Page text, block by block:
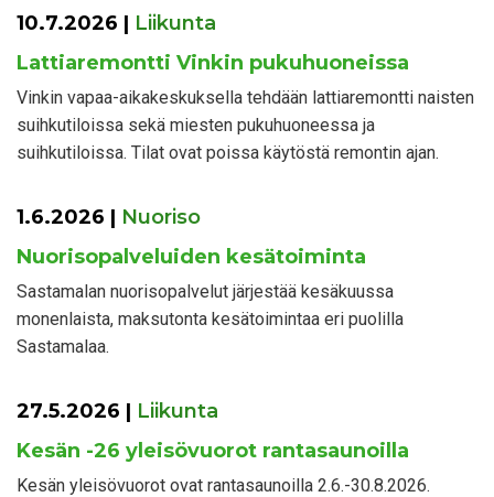
10.7.2026 | Liikunta
Lattiaremontti Vinkin pukuhuoneissa
Vinkin vapaa-aikakeskuksella tehdään lattiaremontti naisten
suihkutiloissa sekä miesten pukuhuoneessa ja
suihkutiloissa. Tilat ovat poissa käytöstä remontin ajan.
1.6.2026 | Nuoriso
Nuorisopalveluiden kesätoiminta
Sastamalan nuorisopalvelut järjestää kesäkuussa
monenlaista, maksutonta kesätoimintaa eri puolilla
Sastamalaa.
27.5.2026 | Liikunta
Kesän -26 yleisövuorot rantasaunoilla
Kesän yleisövuorot ovat rantasaunoilla 2.6.-30.8.2026.